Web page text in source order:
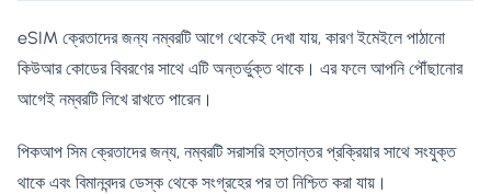
eSIM ক্রেতাদের জন্য নম্বরটি আগে থেকেই দেখা যায়, কারণ ইমেইলে পাঠানো
কিউআর কোডের বিবরণের সাথে এটি অন্তর্ভুক্ত থাকে। এর ফলে আপনি পৌঁছানোর
আগেই নম্বরটি লিখে রাখতে পারেন।
পিকআপ সিম ক্রেতাদের জন্য, নম্বরটি সরাসরি হস্তান্তর প্রক্রিয়ার সাথে সংযুক্ত
থাকে এবং বিমানবন্দর ডেস্ক থেকে সংগ্রহের পর তা নিশ্চিত করা যায়।